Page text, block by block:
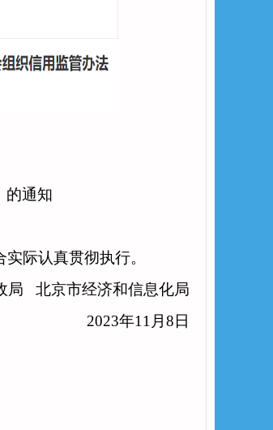
的通知
际认真贯彻执行。
局
北京市经济和信息化局
2023年11月8日